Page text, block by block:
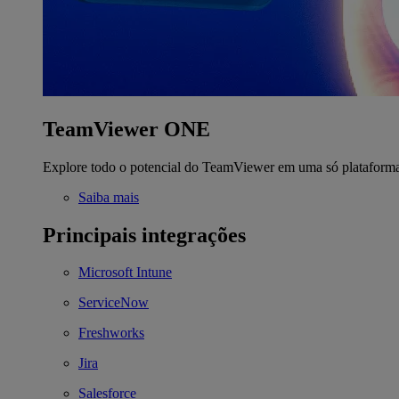
TeamViewer ONE
Explore todo o potencial do TeamViewer em uma só
Saiba mais
Principais integrações
Microsoft Intune
ServiceNow
Freshworks
Jira
Salesforce